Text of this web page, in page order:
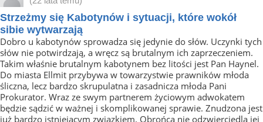
Strzeżmy się Kabotynów i sytuacji, które wokół
sibie wytwarzają
Dobro u kabotynów sprowadza się jedynie do słów. Uczynki tych
słów nie potwirdzają, a wręcz są brutalnym ich zaprzeczeniem.
Takim właśnie brutalnym kabotynem bez litości jest Pan Haynel.
Do miasta Ellmit przybywa w towarzystwie prawników młoda
śliczna, lecz bardzo skrupulatna i zasadnicza młoda Pani
Prokurator. Wraz ze swym partnerem życiowym adwokatem
będzie sądzić w ważnej i skomplikowanej sprawie. Znudzona jest
już bardzo istniejącym związkiem. Obrońca nie odzwierciedla jej